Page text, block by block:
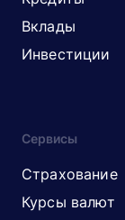
Вклады
Инвестиции
Сервисы
Страхование
Курсы валют